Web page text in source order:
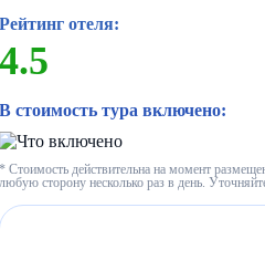
Рейтинг отеля:
4.5
В стоимость тура включено:
* Стоимость действительна на момент
любую сторону несколько раз в день.